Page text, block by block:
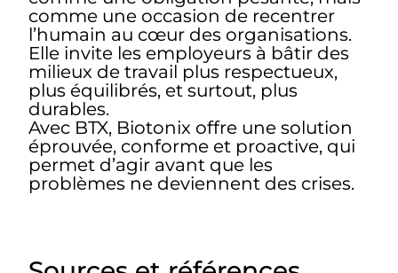
comme une occasion de recentrer
l’humain au cœur des organisations.
Elle invite les employeurs à bâtir des
milieux de travail plus respectueux,
plus équilibrés, et surtout, plus
durables.
Avec BTX, Biotonix offre une solution
éprouvée, conforme et proactive, qui
permet d’agir avant que les
problèmes ne deviennent des crises.